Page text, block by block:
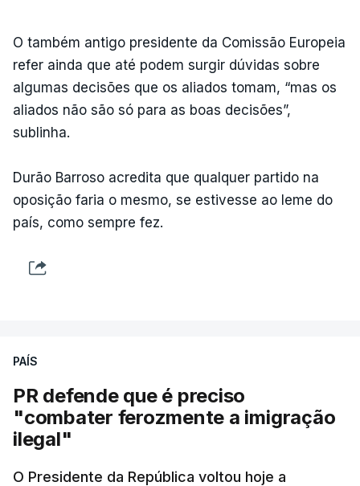
O também antigo presidente da Comissão Europeia
refer ainda que até podem surgir dúvidas sobre
algumas decisões que os aliados tomam, “mas os
aliados não são só para as boas decisões”,
sublinha.
Durão Barroso acredita que qualquer partido na
oposição faria o mesmo, se estivesse ao leme do
país, como sempre fez.
PAÍS
PR defende que é preciso
"combater ferozmente a imigração
ilegal"
O Presidente da República voltou hoje a